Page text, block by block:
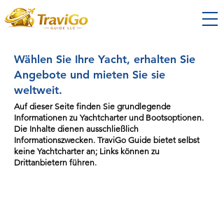
Wählen Sie Ihre Yacht, erhalten Sie
Angebote und mieten Sie sie
weltweit.
Auf dieser Seite finden Sie grundlegende
Informationen zu Yachtcharter und Bootsoptionen.
Die Inhalte dienen ausschließlich
Informationszwecken. TraviGo Guide bietet selbst
keine Yachtcharter an; Links können zu
Drittanbietern führen.